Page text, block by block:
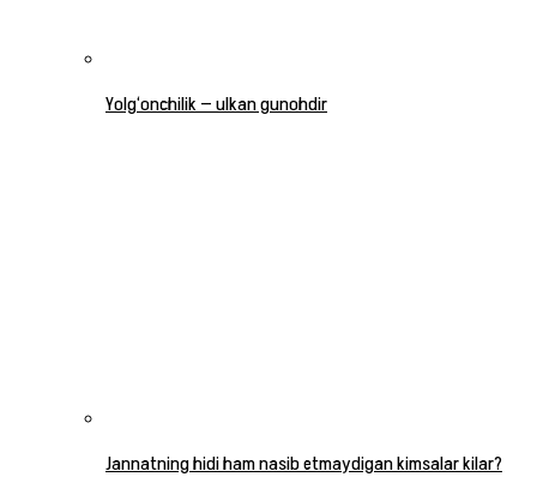
Yolg‘onchilik — ulkan gunohdir
Jannatning hidi ham nasib etmaydigan kimsalar kilar?